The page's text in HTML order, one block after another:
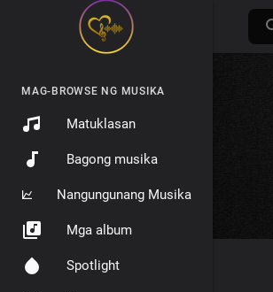
MAG-BROWSE NG MUSIKA
Matuklasan
Bagong musika
Nangungunang Musika
Mga album
Spotlight